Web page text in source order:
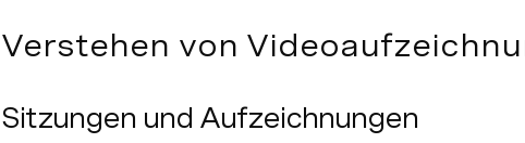
Verstehen von
Sitzungen und Aufzeichnungen